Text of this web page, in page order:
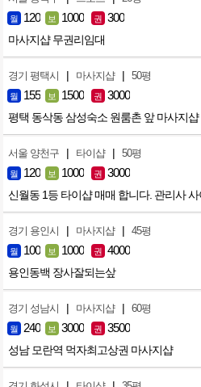
월 120 보 1000 권 300
마사지샵 무권리임대
경기 평택시 | 마사지샵 | 50평
월 155 보 1500 권 3000
평택 동삭동 삼성숙소 원룸촌 앞 마사지샵
서울 양천구 | 타이샵 | 50평
월 120 보 1000 권 3000
신월동 1등 타이샵 매매 합니다. 관리사
경기 용인시 | 마사지샵 | 45평
월 100 보 1000 권 4000
용인동백 장사잘되는샆
경기 성남시 | 마사지샵 | 60평
월 240 보 3000 권 3500
성남 모란역 먹자최고상권 마사지샵